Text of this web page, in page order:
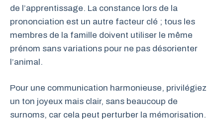
de l’apprentissage. La constance lors de la
prononciation est un autre facteur clé ; tous les
membres de la famille doivent utiliser le même
prénom sans variations pour ne pas désorienter
l’animal.
Pour une communication harmonieuse, privilégiez
un ton joyeux mais clair, sans beaucoup de
surnoms, car cela peut perturber la mémorisation.